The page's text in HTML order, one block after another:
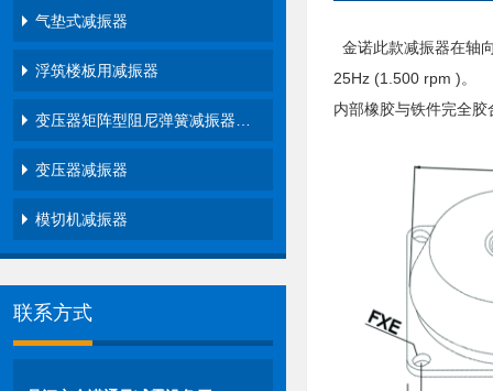
气垫式减振器
浮筑楼板用减振器
变压器矩阵型阻尼弹簧减振器…
变压器减振器
模切机减振器
联系方式
金诺此款减振器在轴
25Hz (1.500 rpm )。
内部橡胶与铁件完全